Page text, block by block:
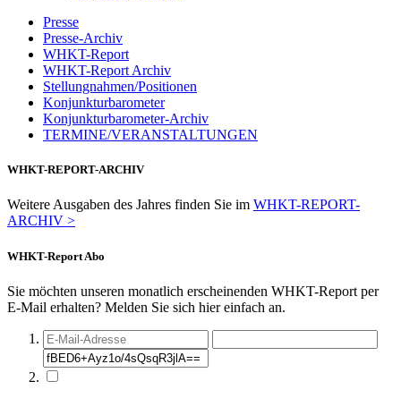
Presse
Presse-Archiv
WHKT-Report
WHKT-Report Archiv
Stellungnahmen/Positionen
Konjunkturbarometer
Konjunkturbarometer-Archiv
TERMINE/VERANSTALTUNGEN
WHKT-REPORT-ARCHIV
Weitere Ausgaben des Jahres finden Sie im WHKT-REPORT-
ARCHIV >
WHKT-Report Abo
Sie möchten unseren monatlich erscheinenden WHKT-Report per
E-Mail erhalten? Melden Sie sich hier einfach an.